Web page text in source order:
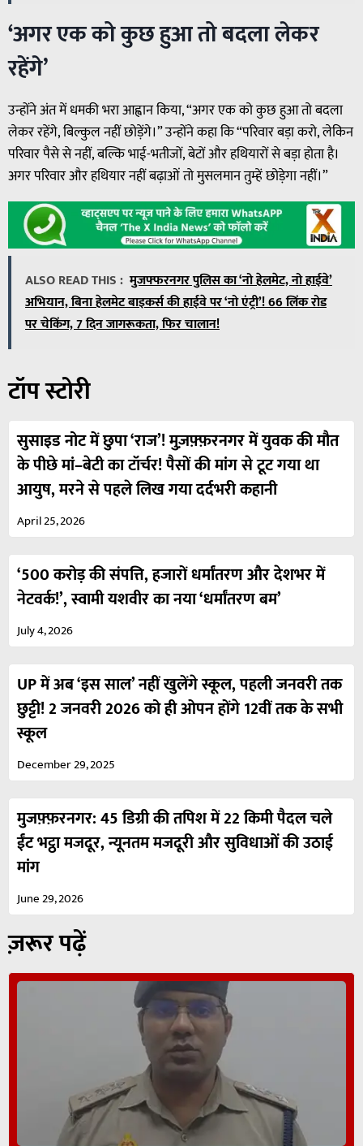
‘अगर एक को कुछ हुआ तो बदला लेकर
रहेंगे’
उन्होंने अंत में धमकी भरा आह्वान किया, “अगर एक को कुछ हुआ तो बदला
लेकर रहेंगे, बिल्कुल नहीं छोड़ेंगे।” उन्होंने कहा कि “परिवार बड़ा करो, लेकिन
परिवार पैसे से नहीं, बल्कि भाई-भतीजों, बेटों और हथियारों से बड़ा होता है।
अगर परिवार और हथियार नहीं बढ़ाओं तो मुसलमान तुम्हें छोड़ेगा नहीं।”
ALSO READ THIS : मुजफ्फरनगर पुलिस का ‘नो हेलमेट, नो हाईवे’
अभियान, बिना हेलमेट बाइकर्स की हाईवे पर ‘नो एंट्री’! 66 लिंक रोड
पर चेकिंग, 7 दिन जागरूकता, फिर चालान!
टॉप स्टोरी
सुसाइड नोट में छुपा ‘राज’! मुज़फ़्फ़रनगर में युवक की मौत
के पीछे मां–बेटी का टॉर्चर! पैसों की मांग से टूट गया था
आयुष, मरने से पहले लिख गया दर्दभरी कहानी
April 25, 2026
‘500 करोड़ की संपत्ति, हजारों धर्मांतरण और देशभर में
नेटवर्क!’, स्वामी यशवीर का नया ‘धर्मांतरण बम’
July 4, 2026
UP में अब ‘इस साल’ नहीं खुलेंगे स्कूल, पहली जनवरी तक
छुट्टी! 2 जनवरी 2026 को ही ओपन होंगे 12वीं तक के सभी
स्कूल
December 29, 2025
मुजफ़्फ़रनगर: 45 डिग्री की तपिश में 22 किमी पैदल चले
ईंट भट्ठा मजदूर, न्यूनतम मजदूरी और सुविधाओं की उठाई
मांग
June 29, 2026
ज़रूर पढ़ें